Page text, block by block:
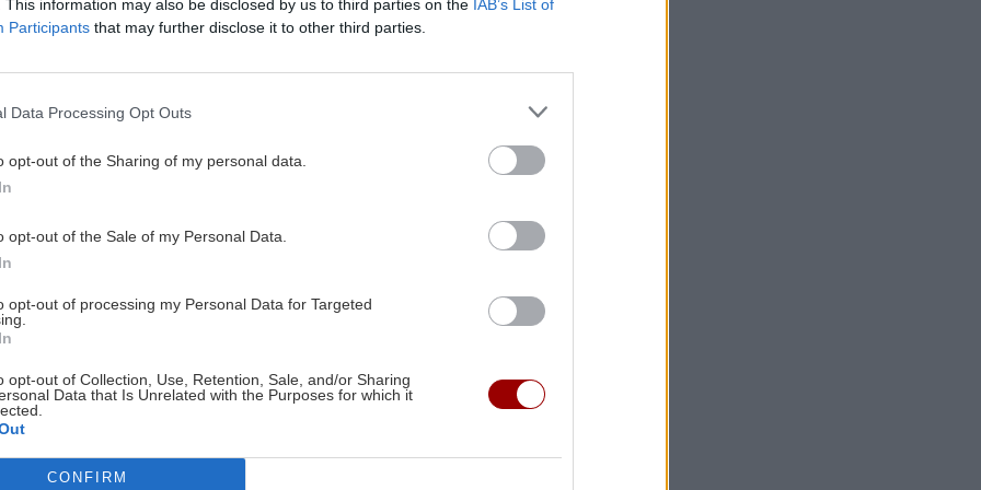
This information may also be disclosed by us to third parties on the IAB’s List of
Participants that may further disclose it to other third parties.
Data Processing Opt Outs
opt-out of the Sharing of my personal data.
opt-out of the Sale of my Personal Data.
opt-out of processing my Personal Data for Targeted
opt-out of Collection, Use, Retention, Sale, and/or Sharing
Data that Is Unrelated with the Purposes for which it
CONFIRM
από τον
μία σημαντική
χώρα μας
επιστημόνων για τις επόμενες
στεγάσει ο Παγκόσμιος Οργανισμός
πάνω από 1 δισεκατομμύριο δολάρια
ετησίως
22:32 | 14/04/2022
Image